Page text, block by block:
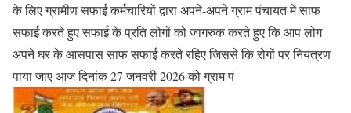
के लिए ग्रामीण सफाई कर्मचारियों द्वारा अपने-अपने ग्राम पंचायत में साफ
सफाई करते हुए सफाई के प्रति लोगों को जागरुक करते हुए कि आप लोग
अपने घर के आसपास साफ सफाई करते रहिए जिससे कि रोगों पर नियंत्रण
पाया जाए आज दिनांक 27 जनवरी 2026 को ग्राम पं